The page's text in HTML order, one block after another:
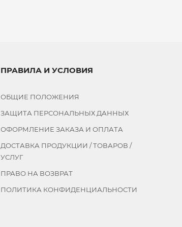
ПРАВИЛА И УСЛОВИЯ
ОБЩИЕ ПОЛОЖЕНИЯ
ЗАЩИТА ПЕРСОНАЛЬНЫХ ДАННЫХ
ОФОРМЛЕНИЕ ЗАКАЗА И ОПЛАТА
ДОСТАВКА ПРОДУКЦИИ / ТОВАРОВ /
УСЛУГ
ПРАВО НА ВОЗВРАТ
ПОЛИТИКА КОНФИДЕНЦИАЛЬНОСТИ